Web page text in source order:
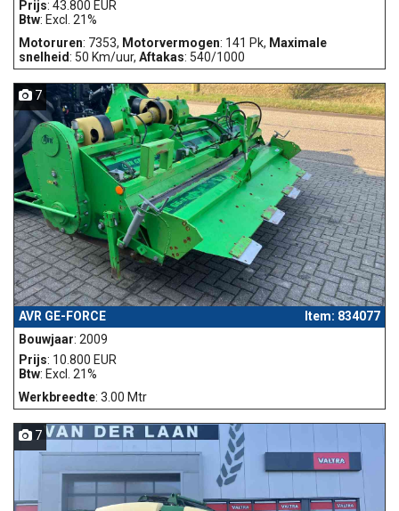
Prijs: 43.800 EUR
Btw: Excl. 21%
Motoruren: 7353, Motorvermogen: 141 Pk, Maximale
snelheid: 50 Km/uur, Aftakas: 540/1000
7
AVR GE-FORCE
Item: 834077
Bouwjaar: 2009
Prijs: 10.800 EUR
Btw: Excl. 21%
Werkbreedte: 3.00 Mtr
7